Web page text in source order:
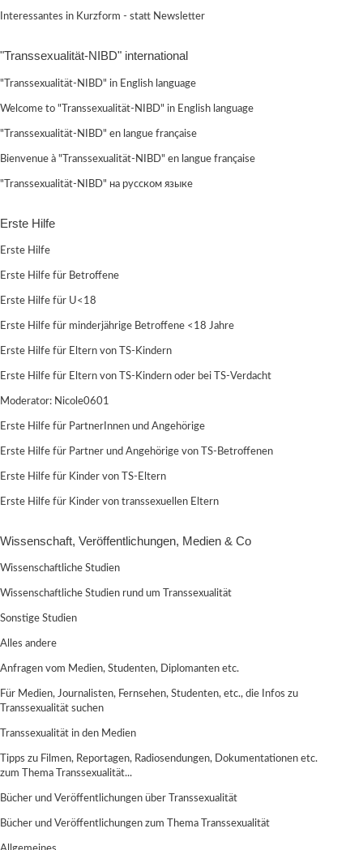
Interessantes in Kurzform - statt Newsletter
"Transsexualität-NIBD" international
"Transsexualität-NIBD" in English language
Welcome to "Transsexualität-NIBD" in English language
"Transsexualität-NIBD" en langue française
Bienvenue à "Transsexualität-NIBD" en langue française
"Transsexualität-NIBD" на русском языке
Erste Hilfe
Erste Hilfe
Erste Hilfe für Betroffene
Erste Hilfe für U<18
Erste Hilfe für minderjährige Betroffene <18 Jahre
Erste Hilfe für Eltern von TS-Kindern
Erste Hilfe für Eltern von TS-Kindern oder bei TS-Verdacht
Moderator: Nicole0601
Erste Hilfe für PartnerInnen und Angehörige
Erste Hilfe für Partner und Angehörige von TS-Betroffenen
Erste Hilfe für Kinder von TS-Eltern
Erste Hilfe für Kinder von transsexuellen Eltern
Wissenschaft, Veröffentlichungen, Medien & Co
Wissenschaftliche Studien
Wissenschaftliche Studien rund um Transsexualität
Sonstige Studien
Alles andere
Anfragen vom Medien, Studenten, Diplomanten etc.
Für Medien, Journalisten, Fernsehen, Studenten, etc., die Infos zu
Transsexualität suchen
Transsexualität in den Medien
Tipps zu Filmen, Reportagen, Radiosendungen, Dokumentationen etc.
zum Thema Transsexualität...
Bücher und Veröffentlichungen über Transsexualität
Bücher und Veröffentlichungen zum Thema Transsexualität